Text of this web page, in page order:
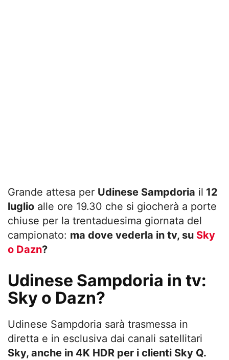
Grande attesa per Udinese Sampdoria il 12
luglio alle ore 19.30 che si giocherà a porte
chiuse per la trentaduesima giornata del
campionato: ma dove vederla in tv, su Sky
o Dazn?
Udinese Sampdoria in tv:
Sky o Dazn?
Udinese Sampdoria sarà trasmessa in
diretta e in esclusiva dai canali satellitari
Sky, anche in 4K HDR per i clienti Sky Q.